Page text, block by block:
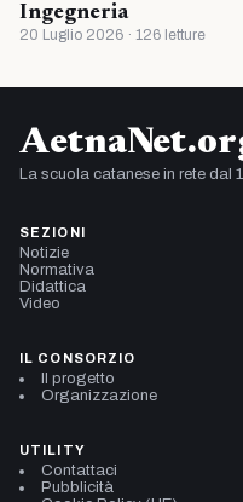
Ingegneria
20 Luglio 2026 · 126 letture
La scuola catanese in rete dal
SEZIONI
Notizie
Normativa
Didattica
Video
IL CONSORZIO
Il progetto
Organizzazione
UTILITY
Contattaci
Pubblicità